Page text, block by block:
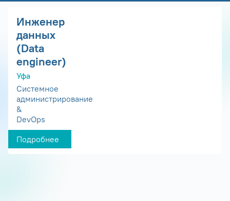
Инженер
данных
(Data
engineer)
Уфа
Системное
администрирование
&
DevOps
Подробнее